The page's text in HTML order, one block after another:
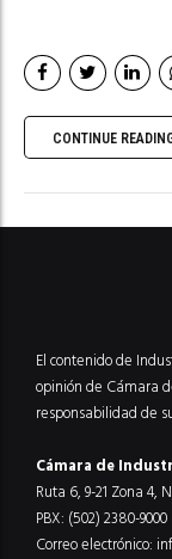
CONTINUE
El contenido de
opinión de Cámara
responsabilidad de
Cámara de
Ruta 6, 9-21 Zona 4,
PBX: (502) 2380-9000
Correo electrónico: